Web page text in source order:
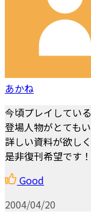
あかね
今頃プレイしている
登場人物がとても
詳しい資料が欲し
是非復刊希望です！
Good
2004/04/20